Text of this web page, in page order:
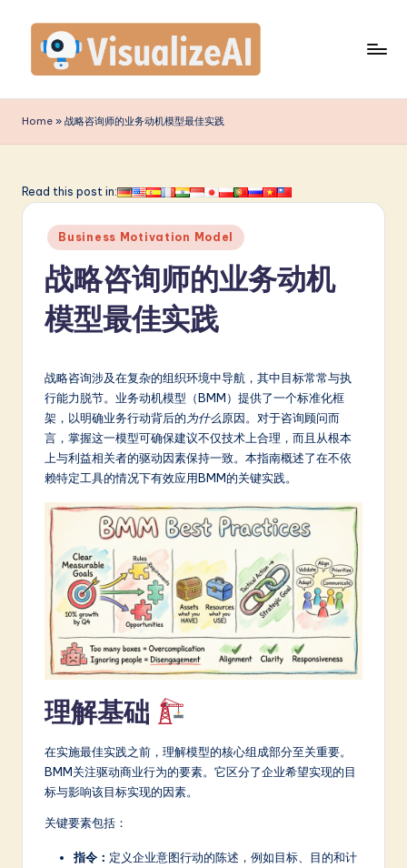
content
is
u
li
A
m
fi
hi
Home » 战略咨询师的业务动机模型最佳实践
Read this post in:
Posted
in
Business Motivation Model
战略咨询师的业务动机
模型最佳实践
战略咨询涉及在复杂的组织环境中导航，其中目标常常与执
行能力脱节。业务动机模型（BMM）提供了一个标准化框
架，以明确业务行动背后的为什么原因。对于咨询顾问而
言，掌握这一模型可确保建议不仅技术上合理，而且从根本
上与利益相关者的驱动因素保持一致。本指南概述了在不依
赖特定工具的情况下有效应用BMM的关键实践。
理解基础
在实施最佳实践之前，理解模型的核心组成部分至关重要。
BMM关注驱动商业行为的要素。它区分了企业希望实现的目
标与影响该目标实现的因素。
关键要素包括：
指令： 定义企业意图行动的陈述，例如目标、目的和计